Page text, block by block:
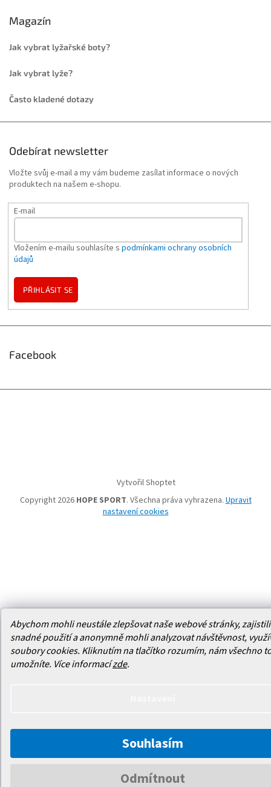
Abychom mohli neustále zlepšovat naše webové stránky,
snadné použití a anonymně mohli analyzovat návštěvnost,
soubory cookies. Kliknutím na tlačítko rozumím, nám všechno
umožníte. Více informacízde.
Odmítnout
Souhlasím
Magazín
Jak vybrat lyžařské boty?
Jak vybrat lyže?
Často kladené dotazy
Odebírat newsletter
Vložte svůj e-mail a my vám budeme zasílat informace o nových
produktech na našem e-shopu.
E-mail
Vložením e-mailu souhlasíte s podmínkami ochrany osobních
údajů
PŘIHLÁSIT SE
Facebook
Vytvořil Shoptet
Copyright 2026 HOPE SPORT. Všechna práva vyhrazena. Upravit
nastavení cookies